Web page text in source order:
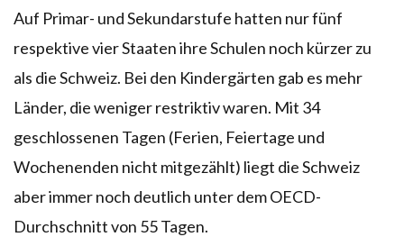
Auf Primar- und Sekundarstufe hatten nur fünf
respektive vier Staaten ihre Schulen noch kürzer zu
als die Schweiz. Bei den Kindergärten gab es mehr
Länder, die weniger restriktiv waren. Mit 34
geschlossenen Tagen (Ferien, Feiertage und
Wochenenden nicht mitgezählt) liegt die Schweiz
aber immer noch deutlich unter dem OECD-
Durchschnitt von 55 Tagen.